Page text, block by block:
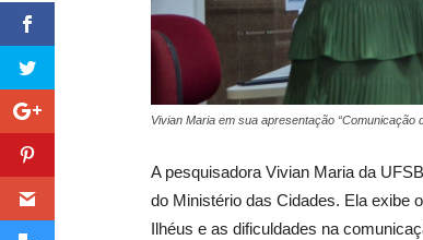
Vivian Maria em sua apresentação
A pesquisadora Vivian Maria da
do Ministério das Cidades. Ela exibe
Ilhéus e as dificuldades na